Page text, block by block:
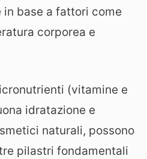
base a fattori come
corporea e
(vitamine e
idratazione e
naturali, possono
pilastri fondamentali